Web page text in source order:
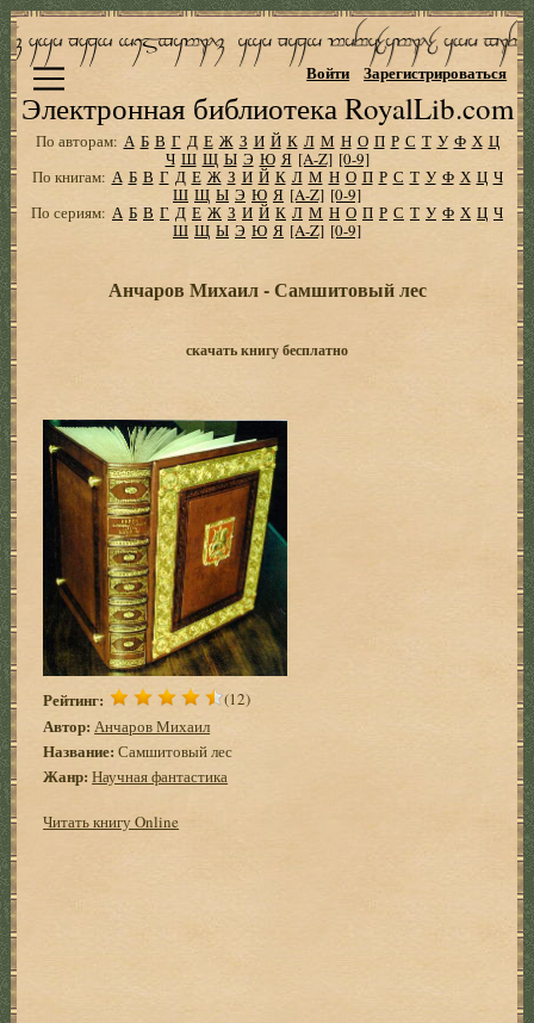
Электронная библиотека RoyalLib.com
Войти Зарегистрироваться
По авторам: А Б В Г Д Е Ж З И Й К Л М Н О П Р С Т У Ф Х Ц
Ч Ш Щ Ы Э Ю Я [A-Z] [0-9]
По книгам: А Б В Г Д Е Ж З И Й К Л М Н О П Р С Т У Ф Х Ц Ч
Ш Щ Ы Э Ю Я [A-Z] [0-9]
По сериям: А Б В Г Д Е Ж З И Й К Л М Н О П Р С Т У Ф Х Ц Ч
Ш Щ Ы Э Ю Я [A-Z] [0-9]
Анчаров Михаил - Самшитовый лес
скачать книгу бесплатно
Рейтинг: (12)
Автор: Анчаров Михаил
Название: Самшитовый лес
Жанр: Научная фантастика
Читать книгу Online